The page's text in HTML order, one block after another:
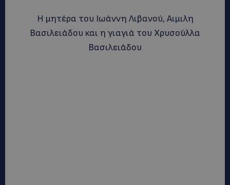
Η μητέρα του Ιωάννη Λιβανού, Αιμιλη
Βασιλειάδου και η γιαγιά του Χρυσούλλα
Βασιλειάδου